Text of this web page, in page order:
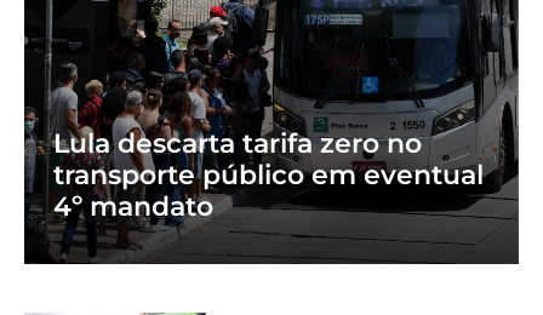
Lula descarta tarifa zero no
transporte público em eventual
4º mandato